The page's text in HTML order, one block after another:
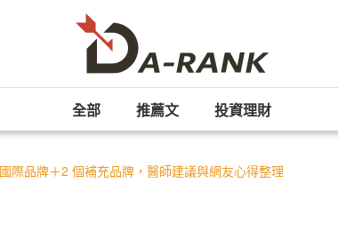
全部 推薦文 投資理財
際品牌＋2 個補充品牌，醫師建議與網友心得整理